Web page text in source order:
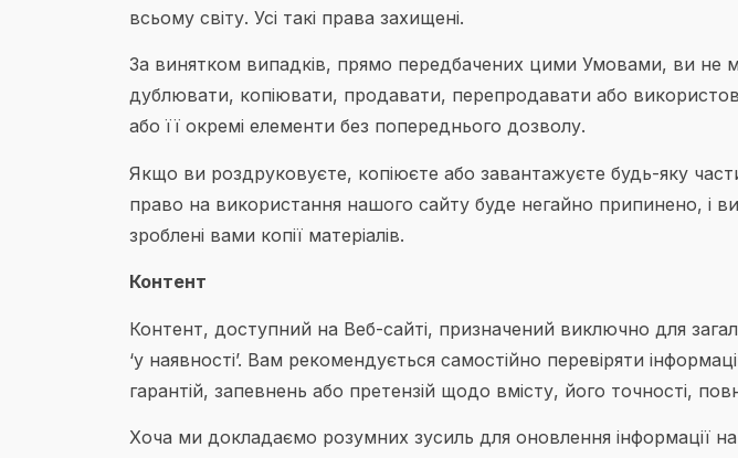
всьому світу. Усі такі права захищені.
За винятком випадків, прямо передбачених цими Умовами, ви
дублювати, копіювати, продавати, перепродавати або
або її окремі елементи без попереднього дозволу.
Якщо ви роздруковуєте, копіюєте або завантажуєте будь-яку
право на використання нашого сайту буде негайно припинено, і
зроблені вами копії матеріалів.
Контент
Контент, доступний на Веб-сайті, призначений виключно для
‘у наявності’. Вам рекомендується самостійно перевіряти
гарантій, запевнень або претензій щодо вмісту, його точності,
Хоча ми докладаємо розумних зусиль для оновлення інформації